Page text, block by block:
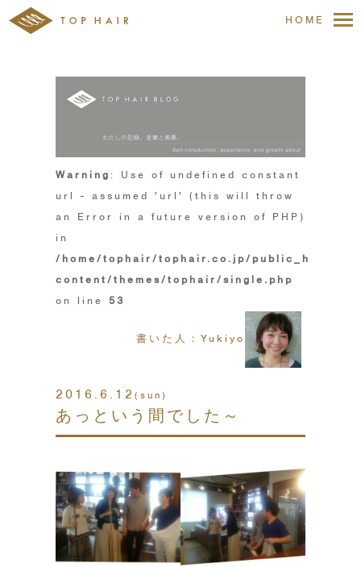
HOME
Warning : Use of undefined constant
url - assumed 'url' (this will throw
an Error in a future version of PHP)
in
/home/tophair/tophair.co.jp/public_html/
content/themes/tophair/single.php
on line 53
書いた人：Yukiyo
2016.6.12 (sun)
あっという間でした～